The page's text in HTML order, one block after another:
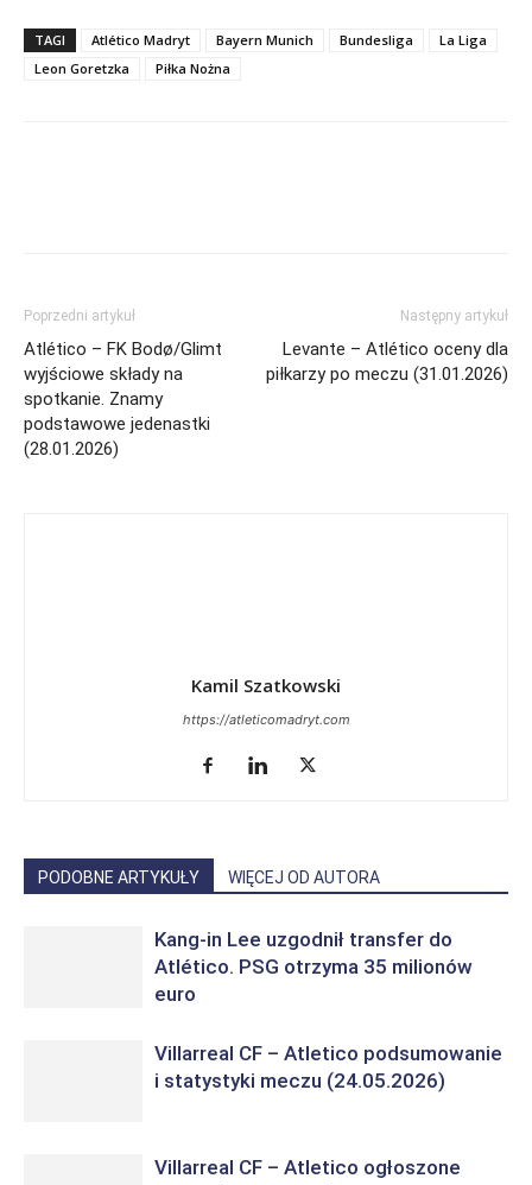
TAGI Atlético Madryt Bayern Munich Bundesliga
La Liga
Leon Goretzka
Piłka Nożna
Poprzedni artykuł
Atlético – FK Bodø/Glimt
wyjściowe składy na
spotkanie. Znamy
podstawowe jedenastki
(28.01.2026)
Następny artykuł
Levante – Atlético oceny dla
piłkarzy po meczu (31.01.2026)
Kamil Szatkowski
https://atleticomadryt.com
PODOBNE ARTYKUŁY WIĘCEJ OD AUTORA
Kang-in Lee uzgodnił transfer do
Atlético. PSG otrzyma 35 milionów
euro
Villarreal CF – Atletico podsumowanie
i statystyki meczu (24.05.2026)
Villarreal CF – Atletico ogłoszone